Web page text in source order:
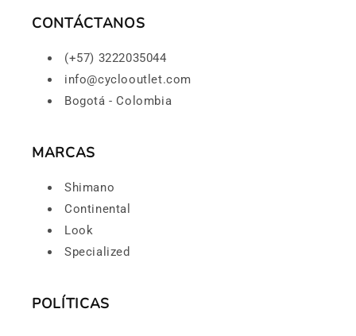
CONTÁCTANOS
(+57) 3222035044
info@cyclooutlet.com
Bogotá - Colombia
MARCAS
Shimano
Continental
Look
Specialized
POLÍTICAS